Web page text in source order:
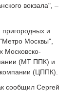
вокзала", –
и
Москвы",
Московско-
(МТ ППК) и
компании (ЦППК).
сообщил Сергей